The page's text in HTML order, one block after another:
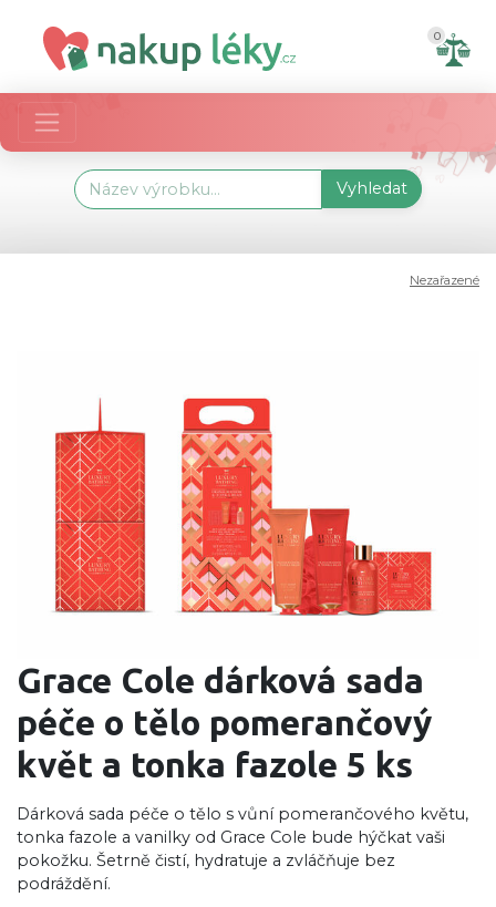
0
Vyhledat
Nezařazené
Grace Cole dárková sada
péče o tělo pomerančový
květ a tonka fazole 5 ks
Dárková sada péče o tělo s vůní pomerančového květu,
tonka fazole a vanilky od Grace Cole bude hýčkat vaši
pokožku. Šetrně čistí, hydratuje a zvláčňuje bez
podráždění.